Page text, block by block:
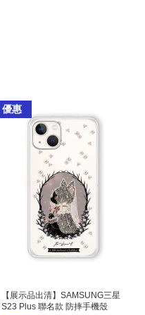
優惠
【展示品出清】SAMSUNG三星
S23 Plus 聯名款 防摔手機殼